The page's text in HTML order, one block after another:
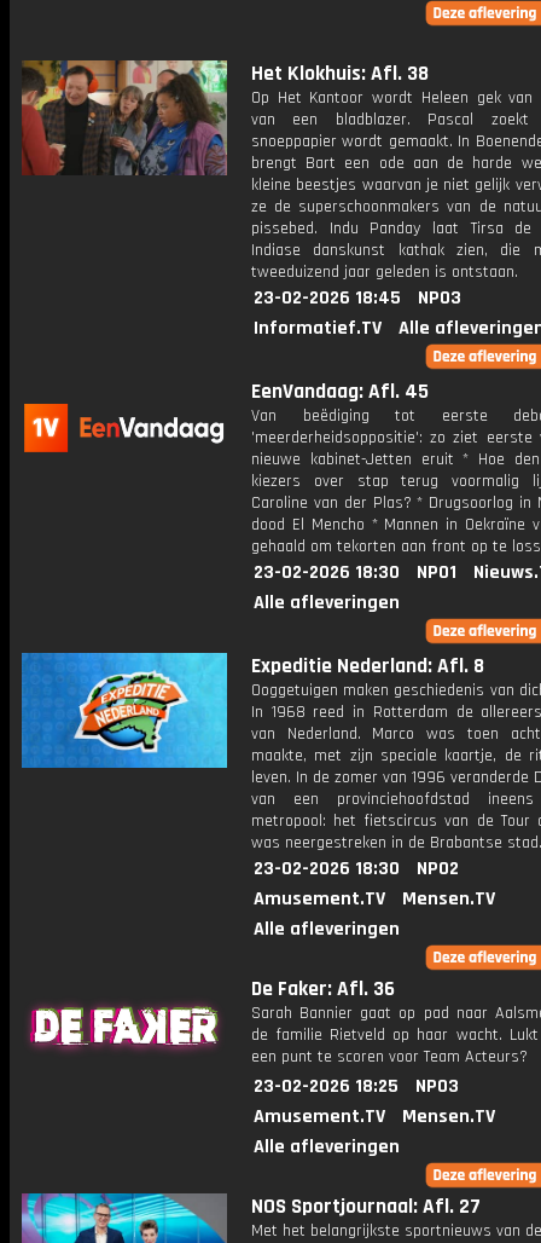
Het Klokhuis: Afl. 38
Op Het Kantoor wordt Heleen gek
van een bladblazer. Pascal
snoeppapier wordt gemaakt. In
brengt Bart een ode aan de harde
kleine beestjes waarvan je niet gelijk
ze de superschoonmakers van de
pissebed. Indu Panday laat Tirsa de
Indiase danskunst kathak zien, die
tweeduizend jaar geleden is ontstaan.
23-02-2026 18:45
NPO3
Informatief.TV
Alle
EenVandaag: Afl. 45
Van beëdiging tot eerste
'meerderheidsoppositie': zo ziet eerste
nieuwe kabinet-Jetten eruit * Hoe
kiezers over stap terug voormalig
Caroline van der Plas? * Drugsoorlog in
dood El Mencho * Mannen in Oekraïne
gehaald om tekorten aan front op te
23-02-2026 18:30 NPO1
Alle afleveringen
Expeditie Nederland: Afl. 8
Ooggetuigen maken geschiedenis van
In 1968 reed in Rotterdam de
van Nederland. Marco was toen
maakte, met zijn speciale kaartje, de
leven. In de zomer van 1996 veranderde
van een provinciehoofdstad
metropool: het fietscircus van de Tour
was neergestreken in de Brabantse stad.
23-02-2026 18:30
NPO2
Amusement.TV
Mensen.TV
Alle afleveringen
De Faker: Afl. 36
Sarah Bannier gaat op pad naar
de familie Rietveld op haar wacht.
een punt te scoren voor Team Acteurs?
23-02-2026 18:25
NPO3
Amusement.TV
Mensen.TV
Alle afleveringen
NOS Sportjournaal: Afl. 27
Met het belangrijkste sportnieuws van